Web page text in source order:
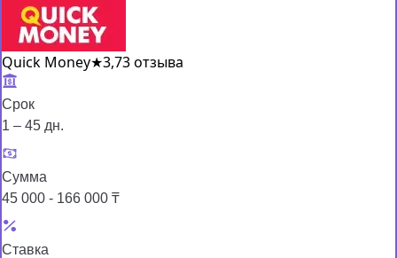
Quick Money★3,73 отзыва
Срок
1 – 45 дн.
Сумма
45 000 - 166 000 ₸
Ставка